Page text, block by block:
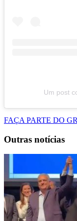
Um post
FAÇA PARTE DO
Outras notícias